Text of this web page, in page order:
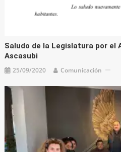
Saludo de la Legislatura por el
Ascasubi
25/09/2020 Comunicación